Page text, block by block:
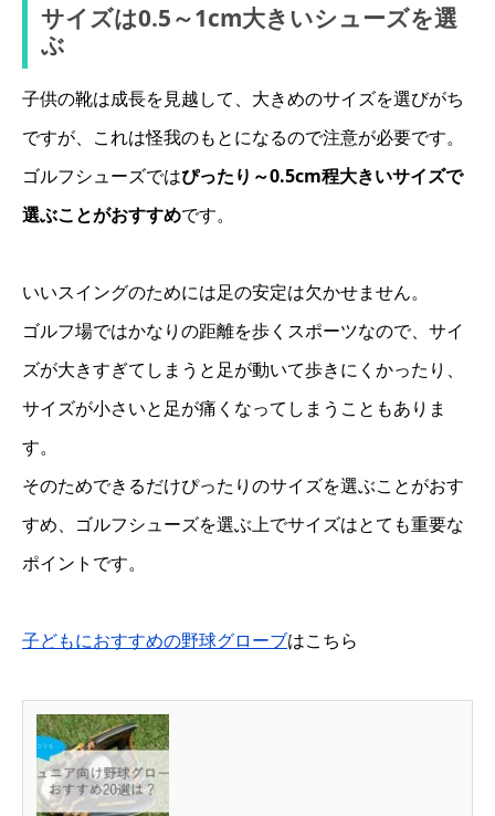
サイズは0.5～1cm大きいシューズを選
ぶ
子供の靴は成長を見越して、大きめのサイズを選びがち
ですが、これは怪我のもとになるので注意が必要です。
ゴルフシューズではぴったり～0.5cm程大きいサイズで
選ぶことがおすすめです。
いいスイングのためには足の安定は欠かせません。
ゴルフ場ではかなりの距離を歩くスポーツなので、サイ
ズが大きすぎてしまうと足が動いて歩きにくかったり、
サイズが小さいと足が痛くなってしまうこともありま
す。
そのためできるだけぴったりのサイズを選ぶことがおす
すめ、ゴルフシューズを選ぶ上でサイズはとても重要な
ポイントです。
子どもにおすすめの野球グローブはこちら